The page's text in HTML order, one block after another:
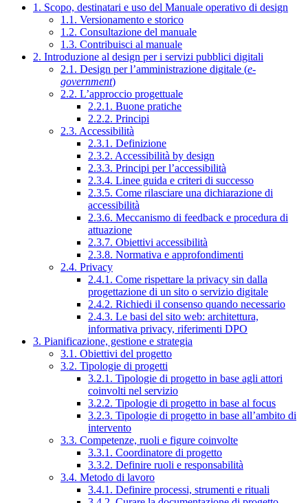
1. Scopo, destinatari e uso del Manuale operativo di design
1.1. Versionamento e storico
1.2. Consultazione del manuale
1.3. Contribuisci al manuale
2. Introduzione al design per i servizi pubblici digitali
2.1. Design per l’amministrazione digitale (e-
government)
2.2. L’approccio progettuale
2.2.1. Buone pratiche
2.2.2. Principi
2.3. Accessibilità
2.3.1. Definizione
2.3.2. Accessibilità by design
2.3.3. Principi per l’accessibilità
2.3.4. Linee guida e criteri di successo
2.3.5. Come rilasciare una dichiarazione di
accessibilità
2.3.6. Meccanismo di feedback e procedura di
attuazione
2.3.7. Obiettivi accessibilità
2.3.8. Normativa e approfondimenti
2.4. Privacy
2.4.1. Come rispettare la privacy sin dalla
progettazione di un sito o servizio digitale
2.4.2. Richiedi il consenso quando necessario
2.4.3. Le basi del sito web: architettura,
informativa privacy, riferimenti DPO
3. Pianificazione, gestione e strategia
3.1. Obiettivi del progetto
3.2. Tipologie di progetti
3.2.1. Tipologie di progetto in base agli attori
coinvolti nel servizio
3.2.2. Tipologie di progetto in base al focus
3.2.3. Tipologie di progetto in base all’ambito di
intervento
3.3. Competenze, ruoli e figure coinvolte
3.3.1. Coordinatore di progetto
3.3.2. Definire ruoli e responsabilità
3.4. Metodo di lavoro
3.4.1. Definire processi, strumenti e rituali